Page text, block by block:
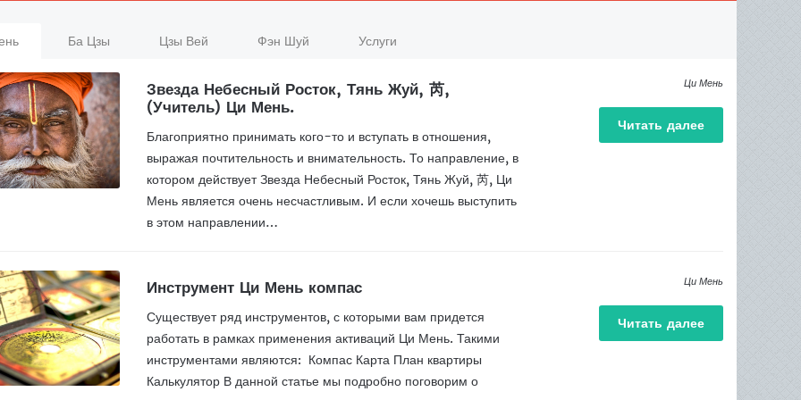
Ба Цзы Цзы Вей Фэн Шуй Услуги
Звезда Небесный Росток, Тянь Жуй, 芮,
(Учитель) Ци Мень.
Благоприятно принимать кого-то и вступать в отношения,
выражая почтительность и внимательность. То направление, в
котором действует Звезда Небесный Росток, Тянь Жуй, 芮, Ци
Мень является очень несчастливым. И если хочешь выступить
в этом направлении…
Ци Мень
Читать далее
Инструмент Ци Мень компас
Существует ряд инструментов, с которыми вам придется
работать в рамках применения активаций Ци Мень. Такими
инструментами являются: Компас Карта План квартиры
Калькулятор В данной статье мы подробно поговорим о
Ци Мень
Читать далее